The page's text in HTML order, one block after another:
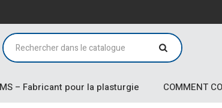
– Fabricant pour la plasturgie COMMENT